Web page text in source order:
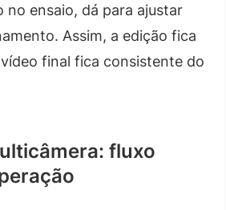
no ensaio, dá para ajustar
Assim, a edição fica
final fica consistente do
fluxo